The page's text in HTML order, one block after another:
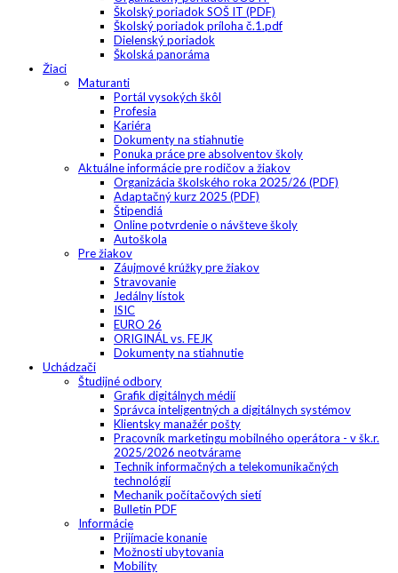
Školský poriadok SOŠ IT (PDF)
Školský poriadok príloha č.1.pdf
Dielenský poriadok
Školská panoráma
Žiaci
Maturanti
Portál vysokých škôl
Profesia
Kariéra
Dokumenty na stiahnutie
Ponuka práce pre absolventov školy
Aktuálne informácie pre rodičov a žiakov
Organizácia školského roka 2025/26 (PDF)
Adaptačný kurz 2025 (PDF)
Štipendiá
Online potvrdenie o návšteve školy
Autoškola
Pre žiakov
Záujmové krúžky pre žiakov
Stravovanie
Jedálny lístok
ISIC
EURO 26
ORIGINÁL vs. FEJK
Dokumenty na stiahnutie
Uchádzači
Študijné odbory
Grafik digitálnych médií
Správca inteligentných a digitálnych systémov
Klientsky manažér pošty
Pracovník marketingu mobilného operátora - v šk.r.
2025/2026 neotvárame
Technik informačných a telekomunikačných
technológií
Mechanik počítačových sietí
Bulletin PDF
Informácie
Prijímacie konanie
Možnosti ubytovania
Mobility